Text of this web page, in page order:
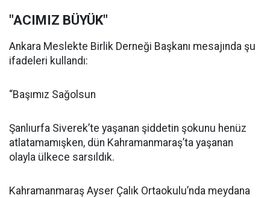
"ACIMIZ BÜYÜK"
Ankara Meslekte Birlik Derneği Başkanı mesajında şu
ifadeleri kullandı:
“Başımız Sağolsun
Şanlıurfa Siverek’te yaşanan şiddetin şokunu henüz
atlatamamışken, dün Kahramanmaraş’ta yaşanan
olayla ülkece sarsıldık.
Kahramanmaraş Ayser Çalık Ortaokulu’nda meydana